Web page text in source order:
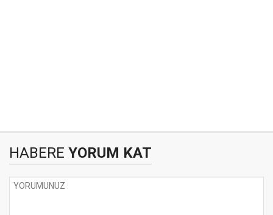
HABERE YORUM KAT